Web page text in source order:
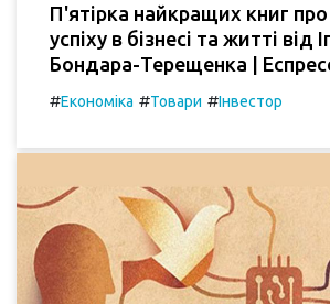
П'ятірка найкращих книг
успіху в бізнесі та житті від
Бондара-Терещенка |
#Економіка #Товари #Інвестор